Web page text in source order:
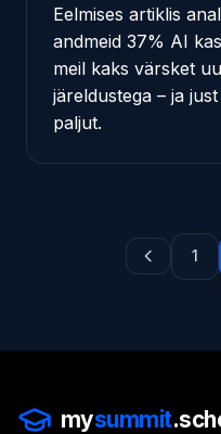
Eelmises artiklis
andmeid 37% AI
meil kaks värsket
järeldustega – ja
paljut.
1
mysummit